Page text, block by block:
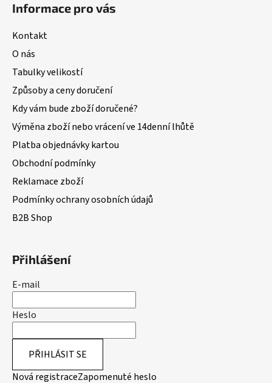
Informace pro vás
Kontakt
O nás
Tabulky velikostí
Způsoby a ceny doručení
Kdy vám bude zboží doručené?
Výměna zboží nebo vrácení ve 14denní lhůtě
Platba objednávky kartou
Obchodní podmínky
Reklamace zboží
Podmínky ochrany osobních údajů
B2B Shop
Přihlášení
E-mail
Heslo
PŘIHLÁSIT SE
Nová registraceZapomenuté heslo